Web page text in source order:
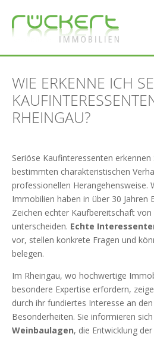
WIE ERKENNE ICH
RHEINGAU?
Seriöse Kaufinteressenten erkennen
bestimmten charakteristischen
professionellen Herangehensweise.
Immobilien haben in über 30 Jahren
Zeichen echter Kaufbereitschaft
unterscheiden. Echte
vor, stellen konkrete Fragen und
belegen.
Im Rheingau, wo hochwertige
besondere Expertise erfordern,
durch ihr fundiertes Interesse an
Besonderheiten. Sie informieren
Weinbaulagen, die Entwicklung